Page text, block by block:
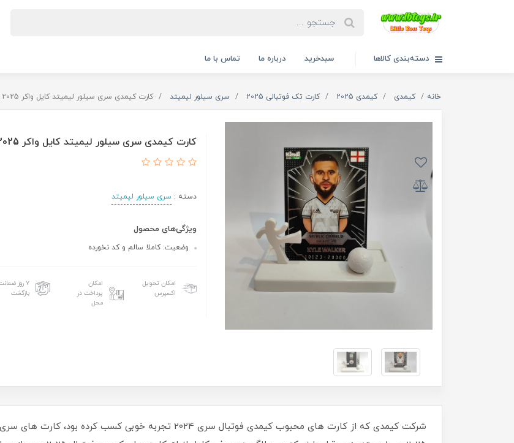
دسته‌بندی کالاها سبدخرید درباره ما تماس با ما
خانه کیمدی کیمدی 2025 کارت تک فوتبالی 2025 سری سیلور لیمیتد کارت کیمدی سری سیلور لیمیتد کایل واکر 2025
کارت کیمدی سری سیلور لیمیتد کایل واکر 2025
دسته : سری سیلور لیمیتد
ویژگی‌های محصول
وضعیت: کاملا سالم و کد نخورده
امکان تحویل
اکسپرس
امکان
پرداخت در
محل
۷ روز
بازگشت